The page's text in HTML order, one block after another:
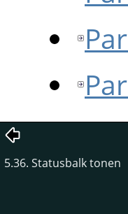
5.36. Statusbalk tonen